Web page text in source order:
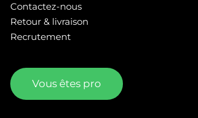
Contactez-nous
Retour & livraison
Recrutement
Vous êtes pro